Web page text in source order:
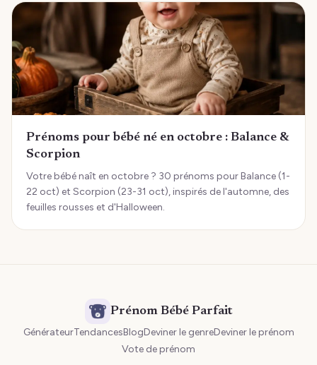
Prénoms pour bébé né en octobre : Balance &
Scorpion
Votre bébé naît en octobre ? 30 prénoms pour Balance (1-
22 oct) et Scorpion (23-31 oct), inspirés de l'automne, des
feuilles rousses et d'Halloween.
Prénom Bébé Parfait
GénérateurTendancesBlogDeviner le genreDeviner le prénom
Vote de prénom